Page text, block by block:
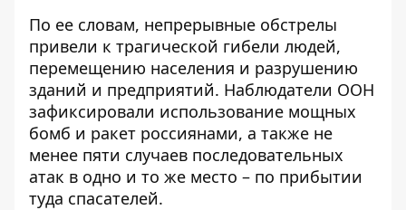
По ее словам, непрерывные обстрелы
привели к трагической гибели людей,
перемещению населения и разрушению
зданий и предприятий. Наблюдатели ООН
зафиксировали использование мощных
бомб и ракет россиянами, а также не
менее пяти случаев последовательных
атак в одно и то же место – по прибытии
туда спасателей.